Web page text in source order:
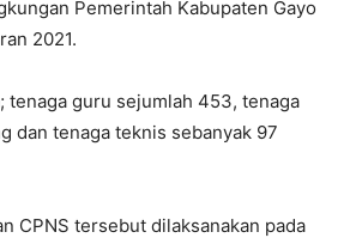
Pemerintah Kabupaten Gayo
2021.
tenaga guru sejumlah 453, tenaga
dan tenaga teknis sebanyak 97
CPNS tersebut dilaksanakan pada